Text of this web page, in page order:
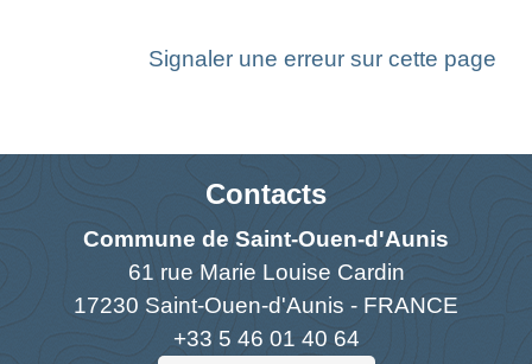
Signaler une erreur sur cette page
Contacts
Commune de Saint-Ouen-d'Aunis
61 rue Marie Louise Cardin
17230 Saint-Ouen-d'Aunis - FRANCE
+33 5 46 01 40 64